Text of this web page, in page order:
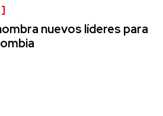
nuevos líderes para